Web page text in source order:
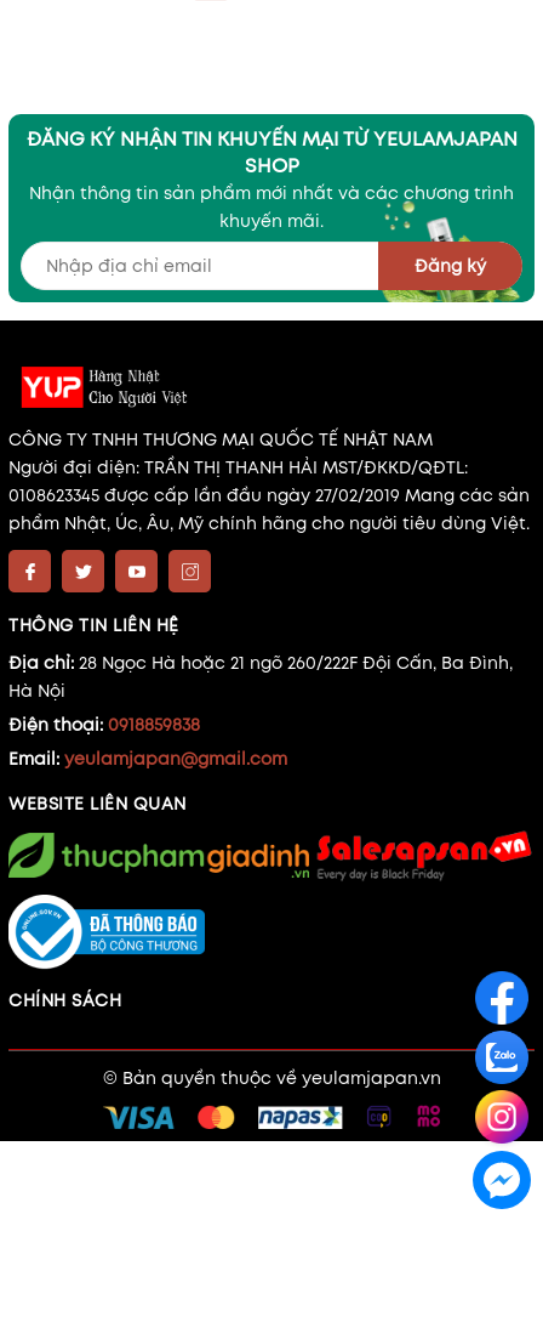
ĐĂNG KÝ NHẬN TIN KHUYẾN MẠI TỪ YEULAMJAPAN
SHOP
Nhận thông tin sản phẩm mới nhất và các chương trình
khuyến mãi.
Đăng ký
CÔNG TY TNHH THƯƠNG MẠI QUỐC TẾ NHẬT NAM
Người đại diện: TRẦN THỊ THANH HẢI MST/ĐKKD/QĐTL:
0108623345 được cấp lần đầu ngày 27/02/2019 Mang các sản
phẩm Nhật, Úc, Âu, Mỹ chính hãng cho người tiêu dùng Việt.
THÔNG TIN LIÊN HỆ
Địa chỉ: 28 Ngọc Hà hoặc 21 ngõ 260/222F Đội Cấn, Ba Đình,
Hà Nội
Điện thoại: 0918859838
Email: yeulamjapan@gmail.com
WEBSITE LIÊN QUAN
CHÍNH SÁCH
© Bản quyền thuộc về yeulamjapan.vn